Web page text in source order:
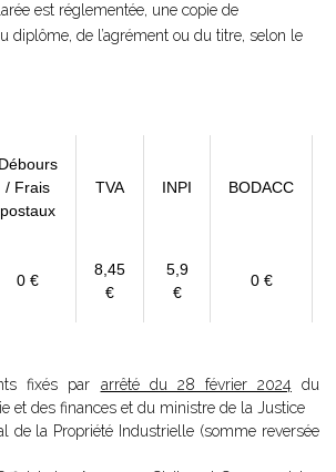
est réglementée, une copie de
diplôme, de l’agrément ou du titre, selon le
Débours
/ Frais
postaux
TVA INPI BODACC
0 €
8,45
€
5,9
€
0 €
fixés par arrêté du 28 février 2024 du
et des finances et du ministre de la Justice
de la Propriété Industrielle (somme reversée